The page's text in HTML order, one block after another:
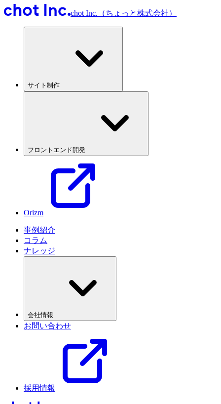
chot Inc.（ちょっと株式会社）
サイト制作
フロントエンド開発
Orizm
事例紹介
コラム
ナレッジ
会社情報
お問い合わせ
採用情報